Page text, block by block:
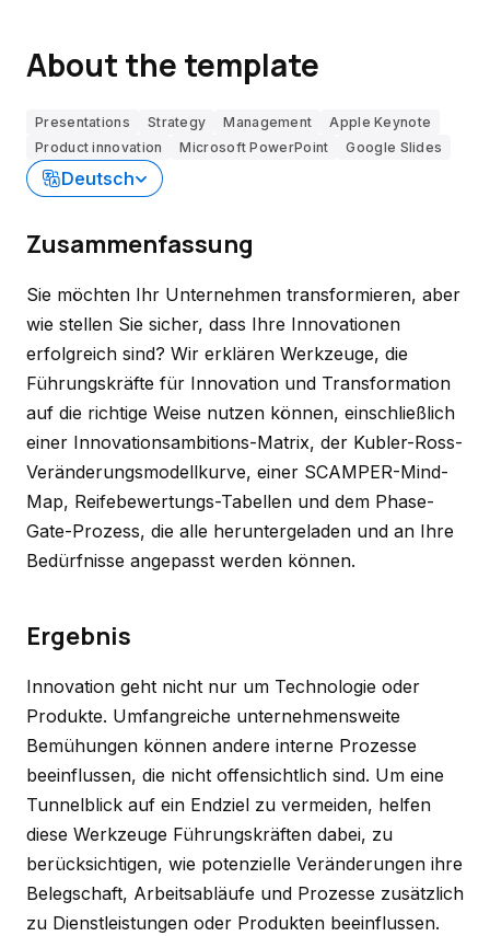
About the template
Presentations Strategy Management
Apple Keynote
Product innovation
Microsoft PowerPoint Google Slides
Deutsch
Zusammenfassung
Sie möchten Ihr Unternehmen transformieren, aber
wie stellen Sie sicher, dass Ihre Innovationen
erfolgreich sind? Wir erklären Werkzeuge, die
Führungskräfte für Innovation und Transformation
auf die richtige Weise nutzen können, einschließlich
einer Innovationsambitions-Matrix, der Kubler-Ross-
Veränderungsmodellkurve, einer SCAMPER-Mind-
Map, Reifebewertungs-Tabellen und dem Phase-
Gate-Prozess, die alle heruntergeladen und an Ihre
Bedürfnisse angepasst werden können.
Ergebnis
Innovation geht nicht nur um Technologie oder
Produkte. Umfangreiche unternehmensweite
Bemühungen können andere interne Prozesse
beeinflussen, die nicht offensichtlich sind. Um eine
Tunnelblick auf ein Endziel zu vermeiden, helfen
diese Werkzeuge Führungskräften dabei, zu
berücksichtigen, wie potenzielle Veränderungen ihre
Belegschaft, Arbeitsabläufe und Prozesse zusätzlich
zu Dienstleistungen oder Produkten beeinflussen.